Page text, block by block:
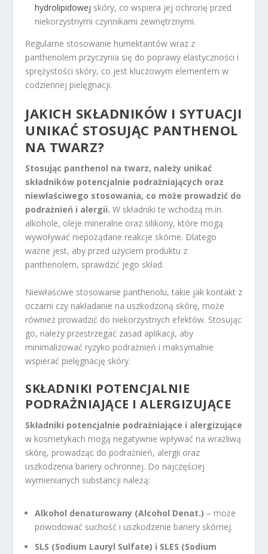
hydrolipidowej skóry, co wspiera jej ochronę przed
niekorzystnymi czynnikami zewnętrznymi.
Regularne stosowanie humektantów wraz z
panthenolem przyczynia się do poprawy elastyczności i
sprężystości skóry, co jest kluczowym elementem w
codziennej pielęgnacji.
JAKICH SKŁADNIKÓW I SYTUACJI
UNIKAĆ STOSUJĄC PANTHENOL
NA TWARZ?
Stosując panthenol na twarz, należy unikać
składników potencjalnie podrażniających oraz
niewłaściwego stosowania, co może prowadzić do
podrażnień i alergii. W składniki te wchodzą m.in.
alkohole, oleje mineralne oraz silikony, które mogą
wywoływać niepożądane reakcje skórne. Dlatego
ważne jest, aby przed użyciem produktu z
panthenolem, sprawdzić jego skład.
Niewłaściwe stosowanie panthenolu, takie jak kontakt z
oczami czy nakładanie na uszkodzoną skórę, może
również prowadzić do niekorzystnych efektów. Stosując
go, należy przestrzegać zasad aplikacji, aby
minimalizować ryzyko podrażnień i maksymalnie
wspierać pielęgnację skóry.
SKŁADNIKI POTENCJALNIE
PODRAŻNIAJĄCE I ALERGIZUJĄCE
Składniki potencjalnie podrażniające i alergizujące
w kosmetykach mogą negatywnie wpływać na wrażliwą
skórę, prowadząc do podrażnień, alergii oraz
uszkodzenia bariery ochronnej. Do najczęściej
wymienianych substancji należą:
Alkohol denaturowany (Alcohol Denat.) – może
powodować suchość i uszkodzenie bariery skórnej.
SLS (Sodium Lauryl Sulfate) i SLES (Sodium